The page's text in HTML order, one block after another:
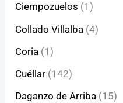
Ciempozuelos (1)
Collado Villalba (4)
Coria (1)
Cuéllar (142)
Daganzo de Arriba (15)